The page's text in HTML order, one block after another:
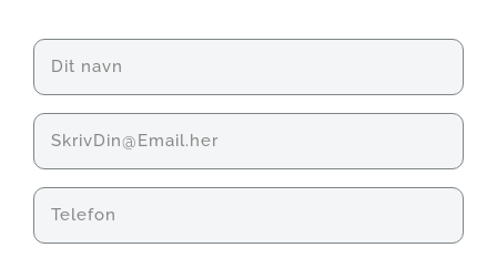
Navn
E-
mail
Telefon